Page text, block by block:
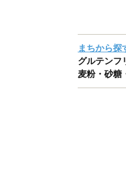
まちから探
グルテンフ
麦粉・砂糖